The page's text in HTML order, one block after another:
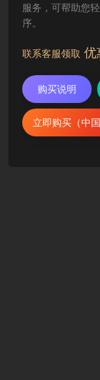
服务，可帮助您
序。
联系客服领取 优
购买说明
立即购买（中国